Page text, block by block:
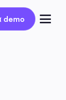
demo
demo